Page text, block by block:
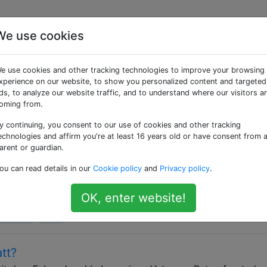
Fragen
die Bewegungen von den Beinbewegungen
Fahrrad anzutreiben. Die Kurbelgarnitur enthält ein
befestigt sind.
repariert man?
meinem Fahrrad an zu knarren. Ich habe mit meinem
. Sie empfahlen, auseinander zu bauen, zu schmieren
ich das gemacht. Kurbeln ausbauen. Spindel ausbauen.
Nein, das Knarren ist immer noch da. …
use cookies
use cookies and other tracking technologies to improve your browsing
on our website, to show you personalized content and targeted
to analyze our website traffic, and to understand where our visitors
from.
continuing, you consent to our use of cookies and other tracking
and affirm you're at least 16 years old or have consent from a
or guardian.
can read details in our Cookie policy and Privacy policy.
OK, enter website!